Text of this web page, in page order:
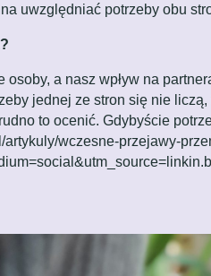
uwzględniać potrzeby obu
osoby, a nasz wpływ na
jednej ze stron się nie
to ocenić. Gdybyście
artykuly/wczesne-przejawy-